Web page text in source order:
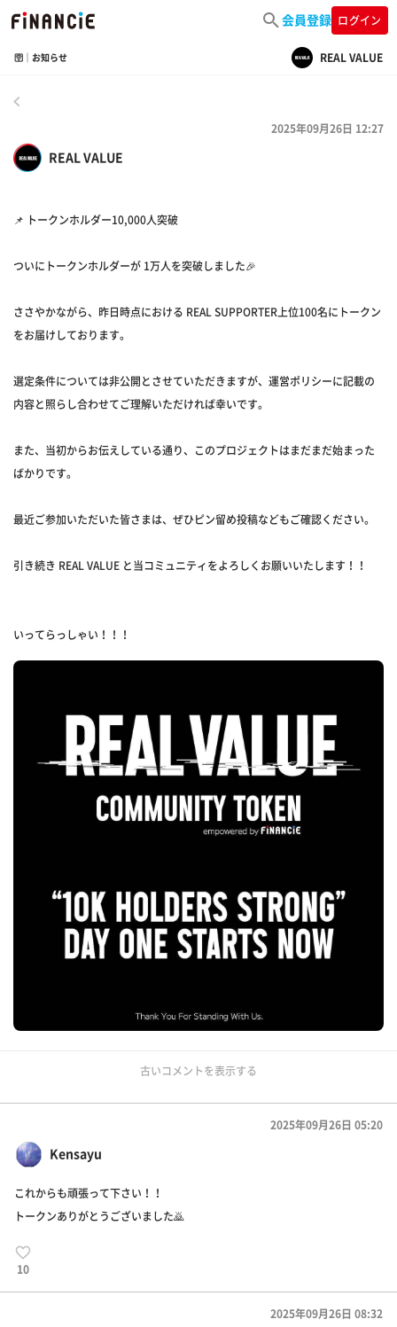
会員登録 ログイン
🛜｜お知らせ REAL VALUE
REAL VALUE
2025年09月26日 12:27
📌 トークンホルダー10,000人突破
ついにトークンホルダーが 1万人を突破しました🎉
ささやかながら、昨日時点における REAL SUPPORTER上位100名にトークン
をお届けしております。
選定条件については非公開とさせていただきますが、運営ポリシーに記載の
内容と照らし合わせてご理解いただければ幸いです。
また、当初からお伝えしている通り、このプロジェクトはまだまだ始まった
ばかりです。
最近ご参加いただいた皆さまは、ぜひピン留め投稿などもご確認ください。
引き続き REAL VALUE と当コミュニティをよろしくお願いいたします！！
いってらっしゃい！！！
古いコメントを表示する
Kensayu
2025年09月26日 05:20
これからも頑張って下さい！！
トークンありがとうございました🙇
10
2025年09月26日 08:32